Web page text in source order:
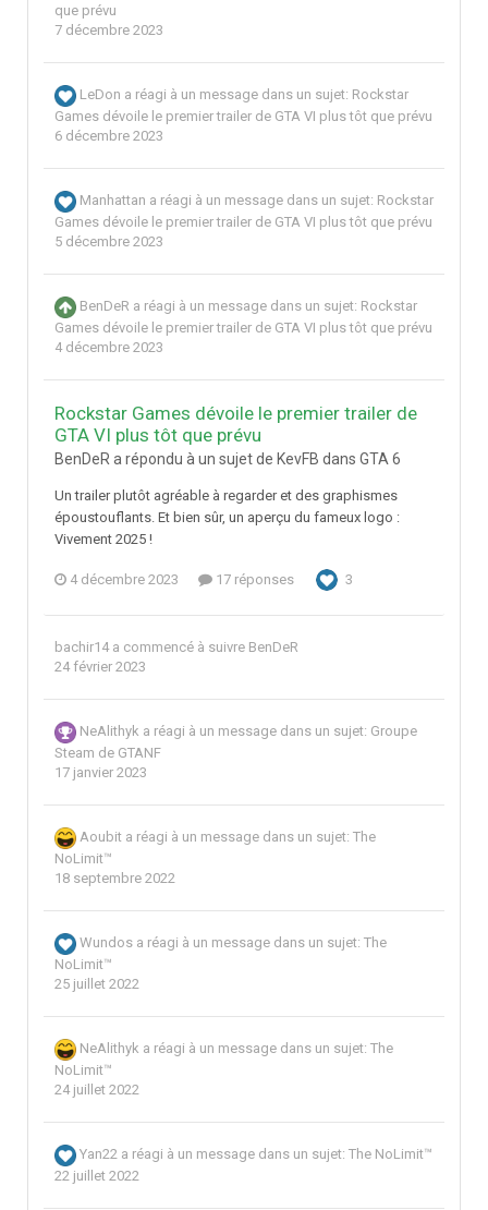
que prévu
7 décembre 2023
LeDon a réagi à un message dans un sujet: Rockstar
Games dévoile le premier trailer de GTA VI plus tôt que prévu
6 décembre 2023
Manhattan a réagi à un message dans un sujet: Rockstar
Games dévoile le premier trailer de GTA VI plus tôt que prévu
5 décembre 2023
BenDeR a réagi à un message dans un sujet: Rockstar
Games dévoile le premier trailer de GTA VI plus tôt que prévu
4 décembre 2023
Rockstar Games dévoile le premier trailer de
GTA VI plus tôt que prévu
BenDeR a répondu à un sujet de KevFB dans GTA 6
Un trailer plutôt agréable à regarder et des graphismes
époustouflants. Et bien sûr, un aperçu du fameux logo :
Vivement 2025 !
4 décembre 2023 17 réponses 3
bachir14a commencé à suivre BenDeR
24 février 2023
NeAlithyk a réagi à un message dans un sujet: Groupe
Steam de GTANF
17 janvier 2023
Aoubit a réagi à un message dans un sujet: The
NoLimit™
18 septembre 2022
Wundos a réagi à un message dans un sujet: The
NoLimit™
25 juillet 2022
NeAlithyk a réagi à un message dans un sujet: The
NoLimit™
24 juillet 2022
Yan22 a réagi à un message dans un sujet: The NoLimit™
22 juillet 2022